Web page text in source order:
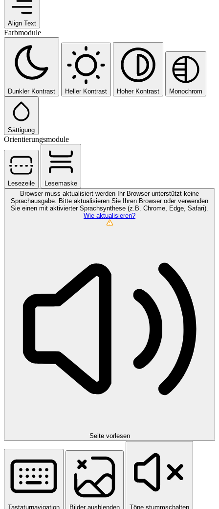
Align Text
Farbmodule
Dunkler Kontrast Heller Kontrast Hoher Kontrast Monochrom
Sättigung
Orientierungsmodule
Lesezeile
Lesemaske
Browser muss aktualisiert werden
Ihr Browser unterstützt keine
Sprachausgabe. Bitte aktualisieren Sie Ihren Browser oder verwenden
Sie einen mit aktivierter Sprachsynthese (z.B. Chrome, Edge, Safari).
Wie aktualisieren?
Seite vorlesen
Tastaturnavigation Bilder ausblenden Töne stummschalten